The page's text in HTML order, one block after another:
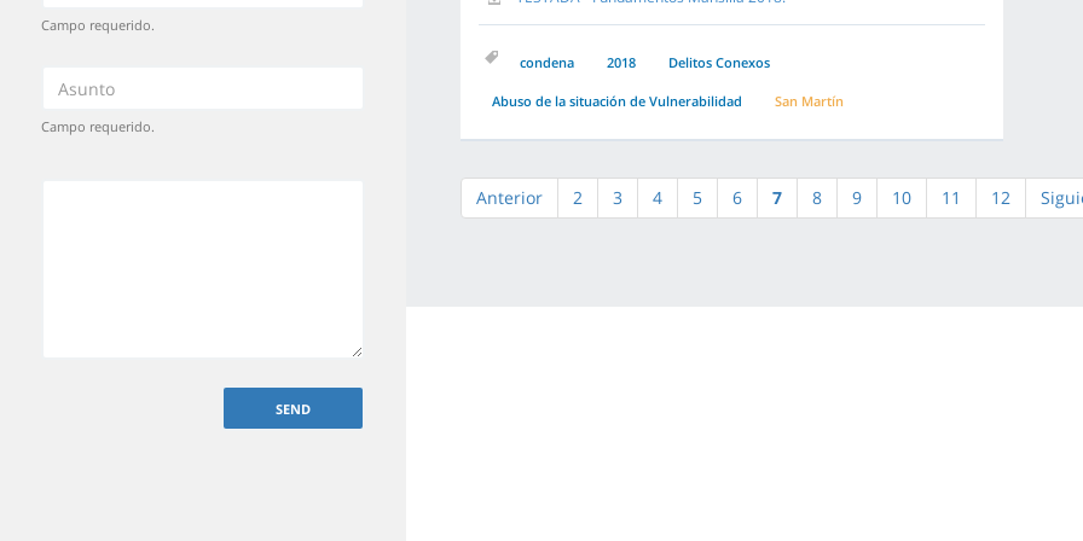
Campo requerido.
Campo requerido.
condena 2018 Delitos Conexos
Abuso de la situación de Vulnerabilidad San Martín
Anterior 2 3 4 5 6 7 8 9 10 11 12